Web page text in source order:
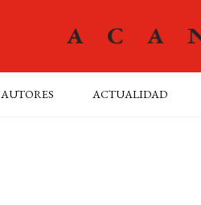
AUTORES ACTUALIDAD